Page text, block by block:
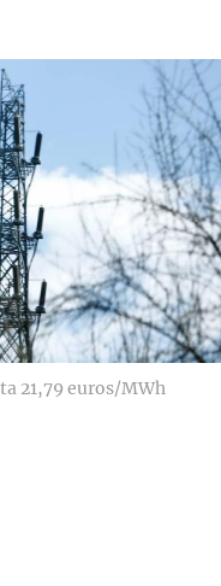
21,79 euros/MWh